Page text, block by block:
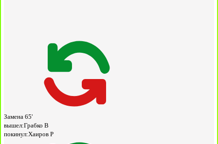
Замена 65'
вышел:Грабко В
покинул:Хаиров Р